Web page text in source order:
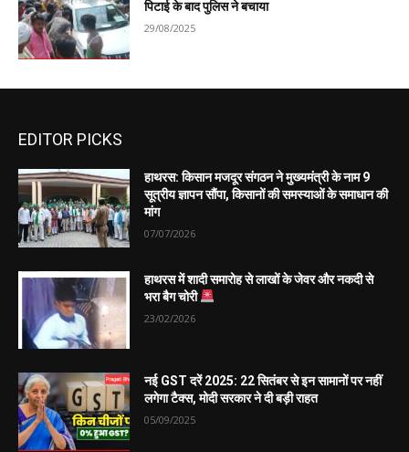
पिटाई के बाद पुलिस ने बचाया
29/08/2025
EDITOR PICKS
हाथरस: किसान मजदूर संगठन ने मुख्यमंत्री के नाम 9
सूत्रीय ज्ञापन सौंपा, किसानों की समस्याओं के समाधान की
मांग
07/07/2026
हाथरस में शादी समारोह से लाखों के जेवर और नकदी से
भरा बैग चोरी
23/02/2026
नई GST दरें 2025: 22 सितंबर से इन सामानों पर नहीं
लगेगा टैक्स, मोदी सरकार ने दी बड़ी राहत
05/09/2025